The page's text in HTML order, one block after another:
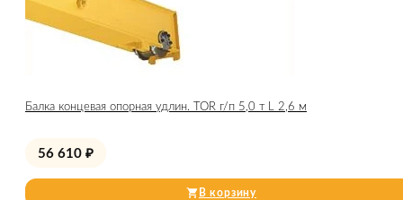
Балка концевая опорная удлин. TOR г/п 5,0 т L 2,6 м
56 610 ₽
В корзину